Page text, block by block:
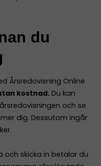
du
Årsredovisning Online
kostnad. Du kan
och se
dig. Dessutom ingår
och skicka in betalar du